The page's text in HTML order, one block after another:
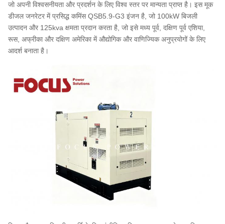
जो अपनी विश्वसनीयता और प्रदर्शन के लिए विश्व स्तर पर मान्यता प्राप्त है। इस मूक
डीजल जनरेटर में प्रसिद्ध कमिंस QSB5.9-G3 इंजन है, जो 100kW बिजली
उत्पादन और 125kva क्षमता प्रदान करता है, जो इसे मध्य पूर्व, दक्षिण पूर्व एशिया,
रूस, अफ्रीका और दक्षिण अमेरिका में औद्योगिक और वाणिज्यिक अनुप्रयोगों के लिए
आदर्श बनाता है।